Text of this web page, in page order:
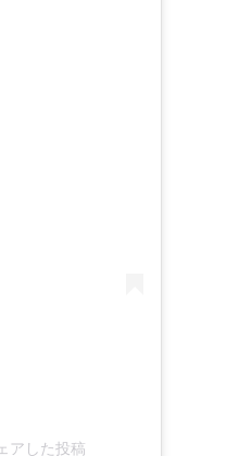
アした投稿